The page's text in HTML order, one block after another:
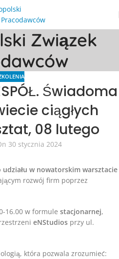
Związek
Świadoma
ciągłych
08 lutego
30 stycznia 2024
udziału w nowatorskim warsztacie
rozwój firm poprzez
16.00 w formule stacjonarnej,
eNStudios przy ul.
która pozwala zrozumieć: